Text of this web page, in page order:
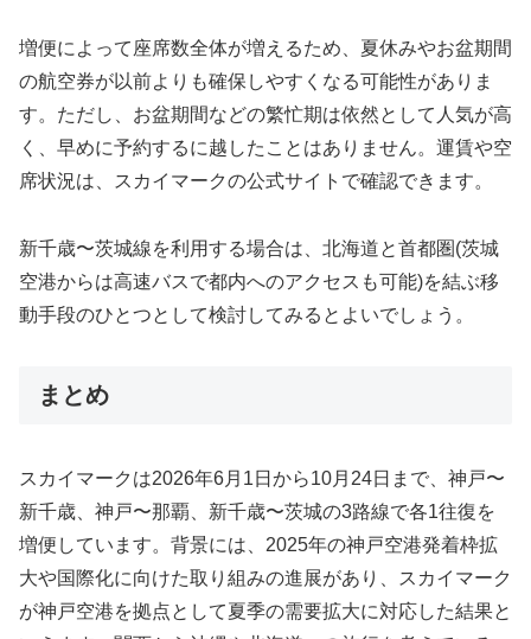
増便によって座席数全体が増えるため、夏休みやお盆期間
の航空券が以前よりも確保しやすくなる可能性がありま
す。ただし、お盆期間などの繁忙期は依然として人気が高
く、早めに予約するに越したことはありません。運賃や空
席状況は、スカイマークの公式サイトで確認できます。
新千歳〜茨城線を利用する場合は、北海道と首都圏(茨城
空港からは高速バスで都内へのアクセスも可能)を結ぶ移
動手段のひとつとして検討してみるとよいでしょう。
まとめ
スカイマークは2026年6月1日から10月24日まで、神戸〜
新千歳、神戸〜那覇、新千歳〜茨城の3路線で各1往復を
増便しています。背景には、2025年の神戸空港発着枠拡
大や国際化に向けた取り組みの進展があり、スカイマーク
が神戸空港を拠点として夏季の需要拡大に対応した結果と